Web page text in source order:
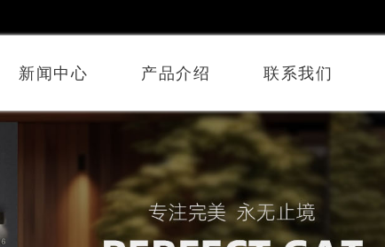
新闻中心 产品介绍 联系我们